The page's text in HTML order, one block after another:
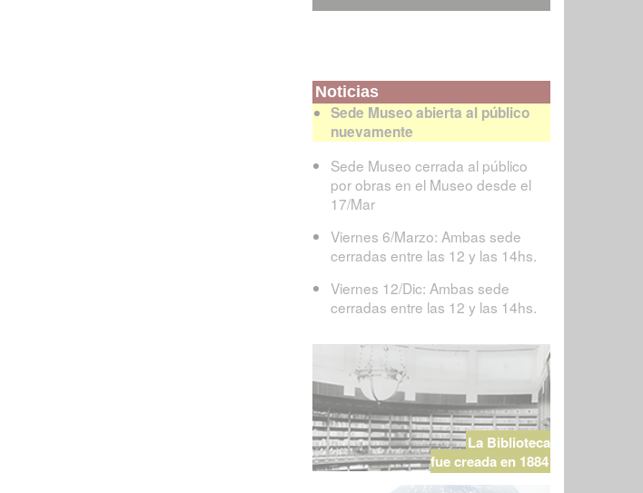
Noticias
Sede Museo abierta al público
nuevamente
Sede Museo cerrada al público
por obras en el Museo desde el
17/Mar
Viernes 6/Marzo: Ambas sede
cerradas entre las 12 y las 14hs.
Viernes 12/Dic: Ambas sede
cerradas entre las 12 y las 14hs.
La Biblioteca
fue creada en 1884